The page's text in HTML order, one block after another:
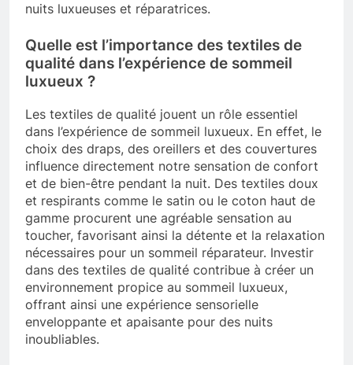
nuits luxueuses et réparatrices.
Quelle est l’importance des textiles de
qualité dans l’expérience de sommeil
luxueux ?
Les textiles de qualité jouent un rôle essentiel
dans l’expérience de sommeil luxueux. En effet, le
choix des draps, des oreillers et des couvertures
influence directement notre sensation de confort
et de bien-être pendant la nuit. Des textiles doux
et respirants comme le satin ou le coton haut de
gamme procurent une agréable sensation au
toucher, favorisant ainsi la détente et la relaxation
nécessaires pour un sommeil réparateur. Investir
dans des textiles de qualité contribue à créer un
environnement propice au sommeil luxueux,
offrant ainsi une expérience sensorielle
enveloppante et apaisante pour des nuits
inoubliables.